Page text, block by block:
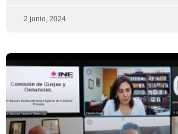
2 junio, 2024